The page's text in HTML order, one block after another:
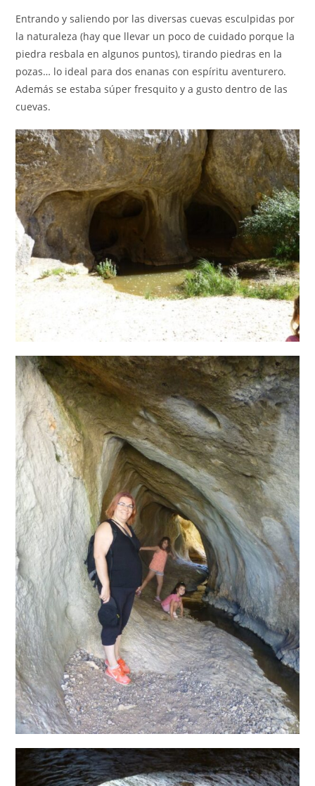
Entrando y saliendo por las diversas cuevas esculpidas por
la naturaleza (hay que llevar un poco de cuidado porque la
piedra resbala en algunos puntos), tirando piedras en la
pozas… lo ideal para dos enanas con espíritu aventurero.
Además se estaba súper fresquito y a gusto dentro de las
cuevas.